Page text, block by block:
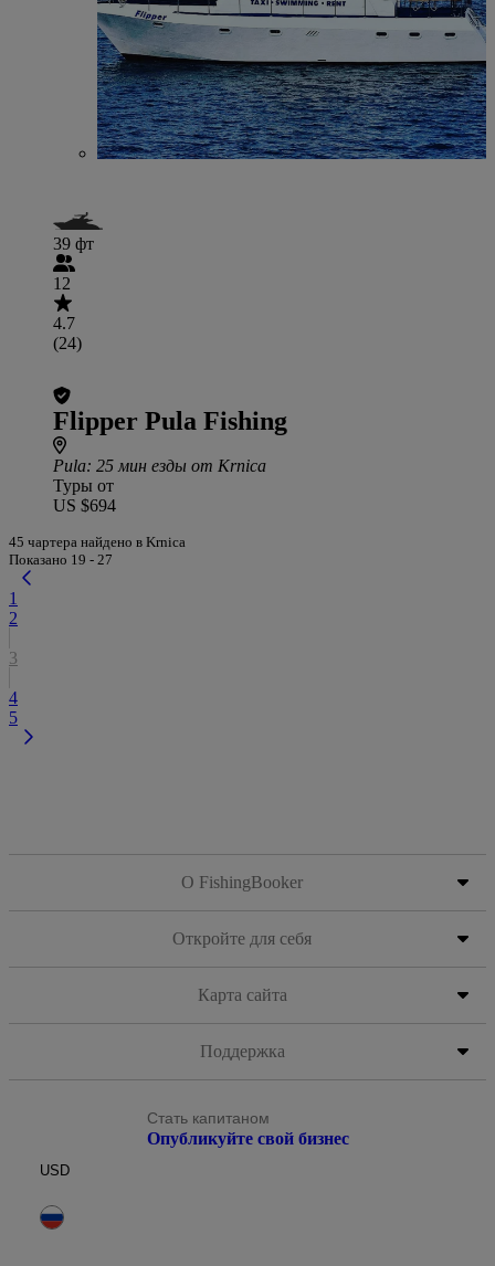
39 фт
12
4.7
(24)
Flipper Pula Fishing
Pula: 25 мин езды от Krnica
Туры от
US $694
45 чартера найдено в Krnica
Показано 19 - 27
1
2
3
4
5
О FishingBooker
Откройте для себя
Карта сайта
Поддержка
Стать капитаном
Опубликуйте свой бизнес
USD